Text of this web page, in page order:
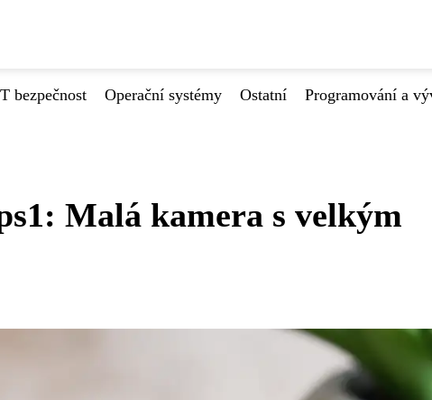
bezpečnost Operační systémy Ostatní Programování a
Malá kamera s velkým